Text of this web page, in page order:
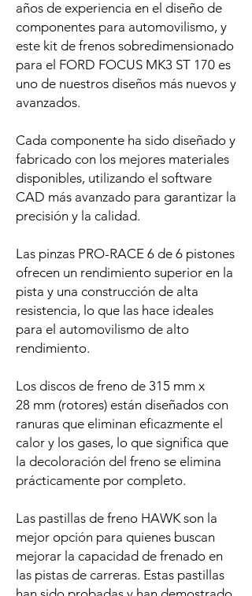
años de experiencia en el diseño de
componentes para automovilismo, y
este kit de frenos sobredimensionado
para el FORD FOCUS MK3 ST 170 es
uno de nuestros diseños más nuevos y
avanzados.
Cada componente ha sido diseñado y
fabricado con los mejores materiales
disponibles, utilizando el software
CAD más avanzado para garantizar la
precisión y la calidad.
Las pinzas PRO-RACE 6 de 6 pistones
ofrecen un rendimiento superior en la
pista y una construcción de alta
resistencia, lo que las hace ideales
para el automovilismo de alto
rendimiento.
Los discos de freno de 315 mm x
28 mm (rotores) están diseñados con
ranuras que eliminan eficazmente el
calor y los gases, lo que significa que
la decoloración del freno se elimina
prácticamente por completo.
Las pastillas de freno HAWK son la
mejor opción para quienes buscan
mejorar la capacidad de frenado en
las pistas de carreras. Estas pastillas